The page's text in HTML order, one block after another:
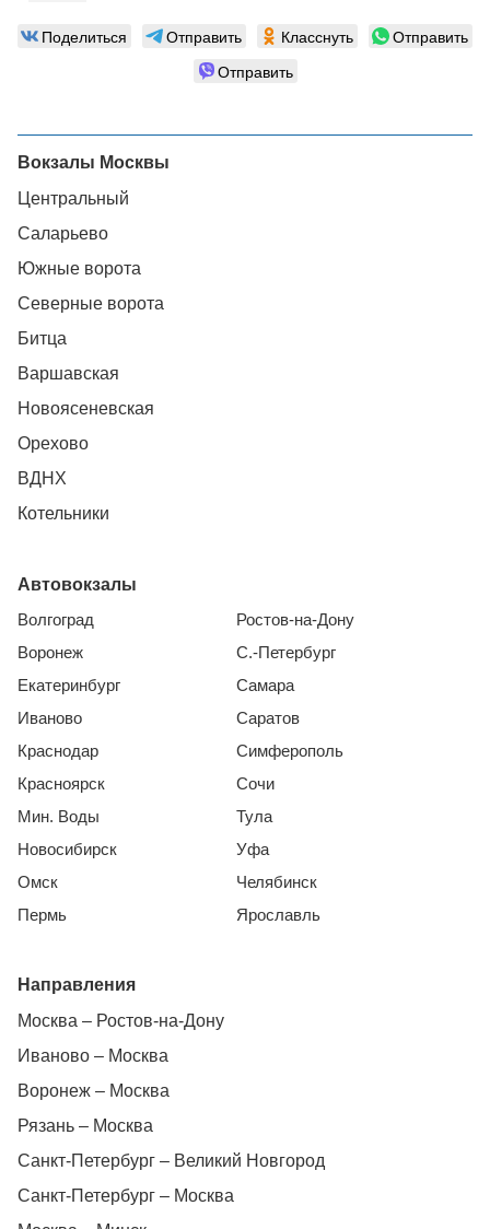
Поделиться Отправить Класснуть
Отправить
Отправить
Вокзалы Москвы
Центральный
Саларьево
Южные ворота
Северные ворота
Битца
Варшавская
Новоясеневская
Орехово
ВДНХ
Котельники
Автовокзалы
Волгоград
Воронеж
Екатеринбург
Иваново
Краснодар
Красноярск
Мин. Воды
Новосибирск
Омск
Пермь
Ростов-на-Дону
С.-Петербург
Самара
Саратов
Симферополь
Сочи
Тула
Уфа
Челябинск
Ярославль
Направления
Москва – Ростов-на-Дону
Иваново – Москва
Воронеж – Москва
Рязань – Москва
Санкт-Петербург – Великий Новгород
Санкт-Петербург – Москва